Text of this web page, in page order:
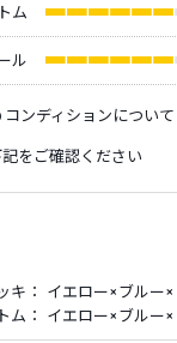
ム
ル
コンディションについて
記をご確認ください
キ： イエロー×ブルー
ム： イエロー×ブルー